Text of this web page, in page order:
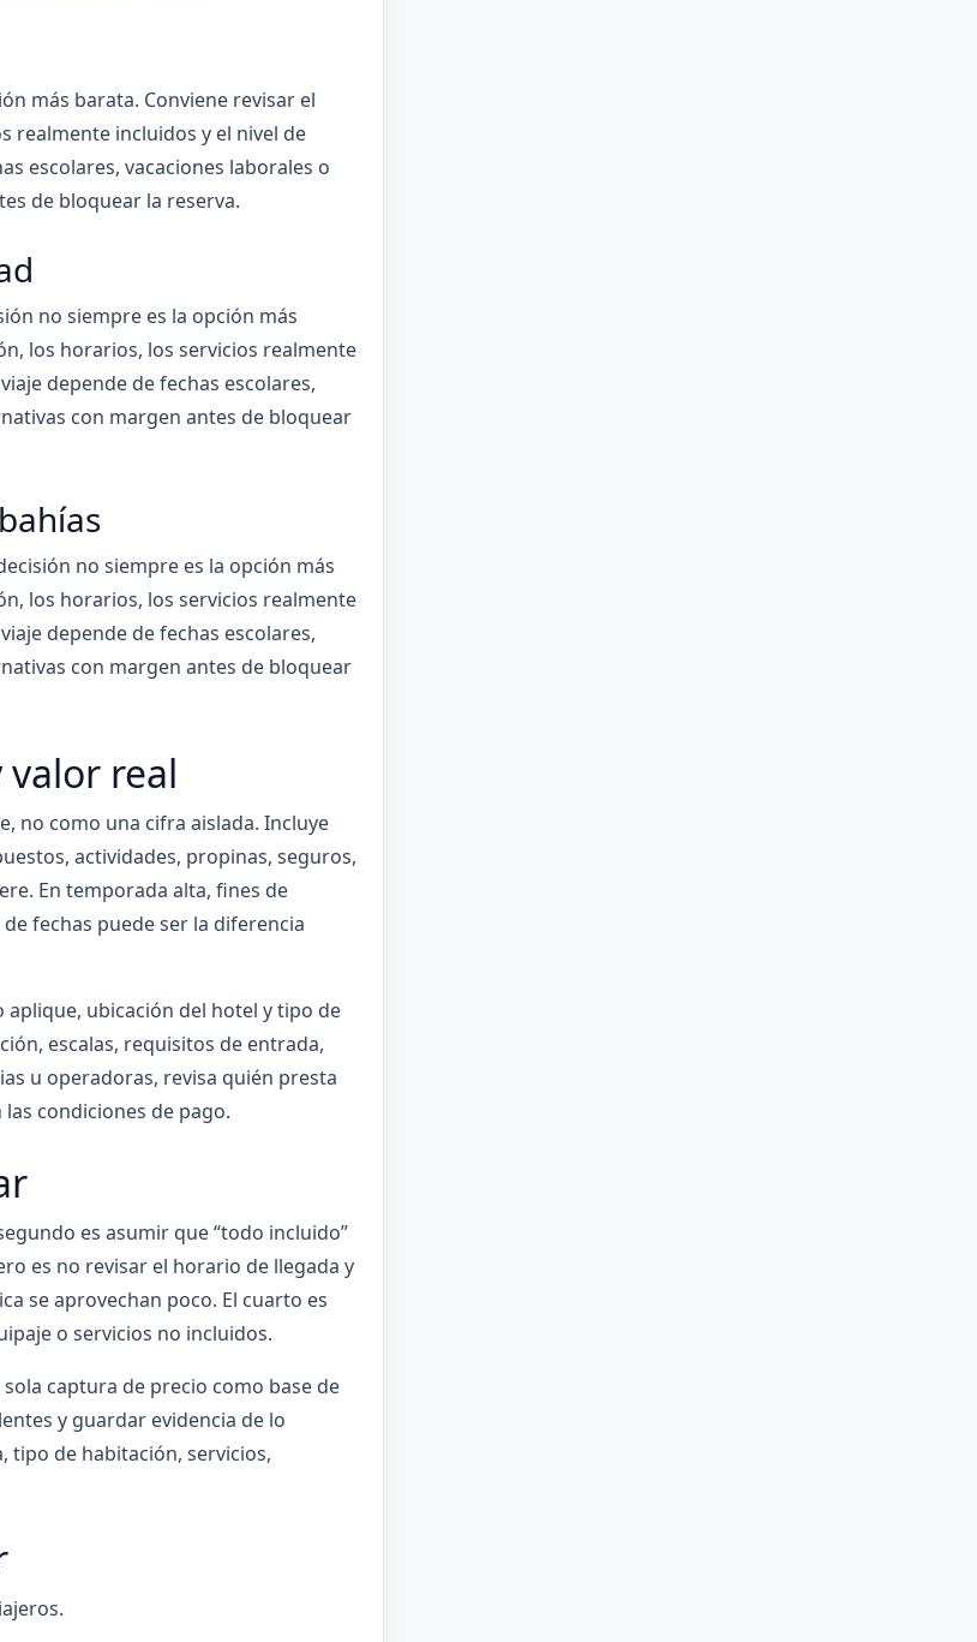
más barata. Conviene revisar el
realmente incluidos y el nivel de
escolares, vacaciones laborales o
de bloquear la reserva.
no siempre es la opción más
los horarios, los servicios realmente
depende de fechas escolares,
con margen antes de bloquear
no siempre es la opción más
los horarios, los servicios realmente
depende de fechas escolares,
con margen antes de bloquear
real
no como una cifra aislada. Incluye
actividades, propinas, seguros,
En temporada alta, fines de
fechas puede ser la diferencia
aplique, ubicación del hotel y tipo de
escalas, requisitos de entrada,
u operadoras, revisa quién presta
condiciones de pago.
es asumir que “todo incluido”
es no revisar el horario de llegada y
se aprovechan poco. El cuarto es
o servicios no incluidos.
captura de precio como base de
y guardar evidencia de lo
tipo de habitación, servicios,